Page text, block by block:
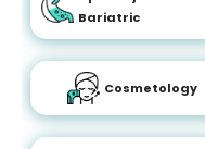
Bariatric
Cosmetology